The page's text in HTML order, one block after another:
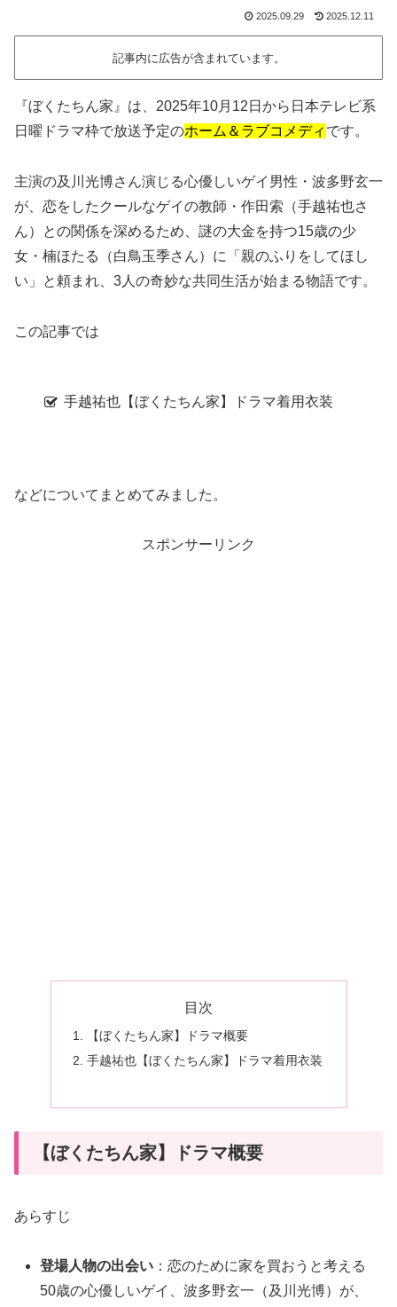
2025.09.29 2025.12.11
記事内に広告が含まれています。
『ぼくたちん家』は、2025年10月12日から日本テレビ系
日曜ドラマ枠で放送予定のホーム＆ラブコメディ です。
主演の及川光博さん演じる心優しいゲイ男性・波多野玄一
が、恋をしたクールなゲイの教師・作田索（手越祐也さ
ん）との関係を深めるため、謎の大金を持つ15歳の少
女・楠ほたる（白鳥玉季さん）に「親のふりをしてほし
い」と頼まれ、3人の奇妙な共同生活が始まる物語です。
この記事では
手越祐也【ぼくたちん家】ドラマ着用衣装
などについてまとめてみました。
スポンサーリンク
目次
【ぼくたちん家】ドラマ概要
手越祐也【ぼくたちん家】ドラマ着用衣装
【ぼくたちん家】ドラマ概要
あらすじ
登場人物の出会い ：恋のために家を買おうと考える
50歳の心優しいゲイ、波多野玄一（及川光博）が、